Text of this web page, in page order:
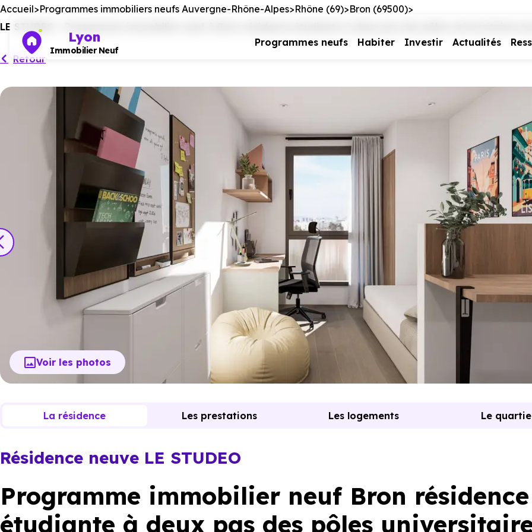
Lyon
Immobilier Neuf
Programmes neufs Habiter Investir Actualités
Accueil Programmes immobiliers neufs Auvergne-Rhône-Alpes Rhône (69) Bron (69500)
LE STUDEO - Programme immobilier neuf à Bron résidence étudiante à deux pas des pôles universitaires
Retour
Voir les photos
Résidence neuve LE STUDEO
Programme immobilier neuf Bron résidence
étudiante à deux pas des pôles
La résidence Les prestations Les logements Le